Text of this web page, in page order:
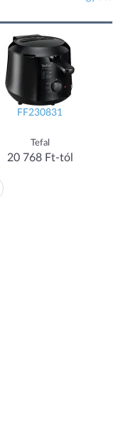
FF230831
Tefal
20 768 Ft-tól